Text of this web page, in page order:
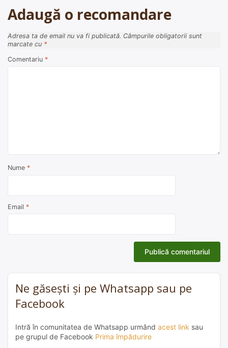
Adaugă o recomandare
Adresa ta de email nu va fi publicată. Câmpurile obligatorii sunt
marcate cu *
Comentariu *
Nume *
Email *
Ne găsești și pe Whatsapp sau pe
Facebook
Intră în comunitatea de Whatsapp urmând acest link sau
pe grupul de Facebook Prima împădurire